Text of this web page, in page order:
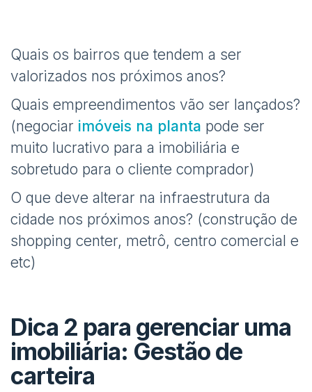
Quais os bairros que tendem a ser
valorizados nos próximos anos?
Quais empreendimentos vão ser lançados?
(negociar imóveis na planta pode ser
muito lucrativo para a imobiliária e
sobretudo para o cliente comprador)
O que deve alterar na infraestrutura da
cidade nos próximos anos? (construção de
shopping center, metrô, centro comercial e
etc)
Dica 2 para gerenciar uma
imobiliária: Gestão de
carteira